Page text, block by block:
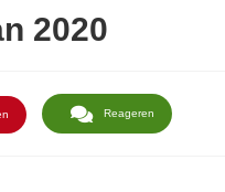
2020
Reageren